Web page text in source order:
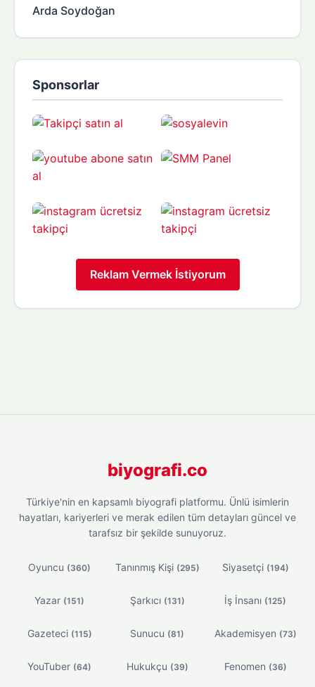
Arda Soydoğan
Sponsorlar
Reklam Vermek İstiyorum
biyografi.co
Türkiye'nin en kapsamlı biyografi platformu. Ünlü isimlerin
hayatları, kariyerleri ve merak edilen tüm detayları güncel ve
tarafsız bir şekilde sunuyoruz.
Oyuncu (360) Tanınmış Kişi (295) Siyasetçi (194)
Yazar (151) Şarkıcı (131) İş İnsanı (125)
Gazeteci (115) Sunucu (81) Akademisyen (73)
YouTuber (64) Hukukçu (39) Fenomen (36)